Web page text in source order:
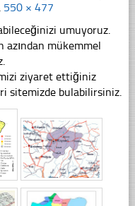
550 × 477
umuyoruz.
mükemmel
ziyaret ettiğiniz
sitemizde bulabilirsiniz.